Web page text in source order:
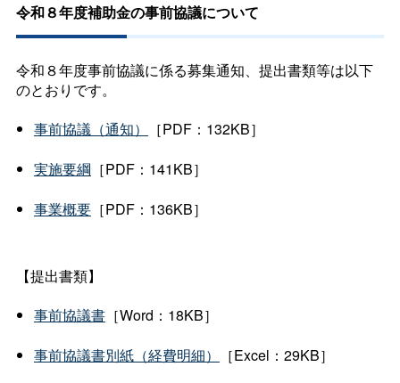
令和８年度補助金の事前協議について
令和８年度事前協議に係る募集通知、提出書類等は以下
のとおりです。
事前協議（通知）
［PDF：132KB］
実施要綱 ［PDF：141KB］
事業概要［PDF：136KB］
【提出書類】
事前協議書［Word：18KB］
事前協議書別紙（経費明細）
［Excel：29KB］